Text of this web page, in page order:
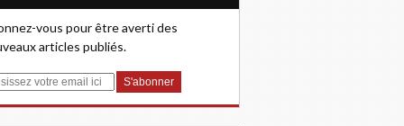
vous pour être averti des
articles publiés.